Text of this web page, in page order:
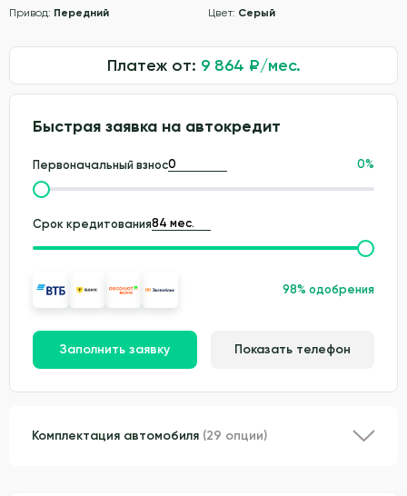
Привод: Передний Цвет: Серый
Платеж от: 9 864 ₽/мес.
Быстрая заявка на автокредит
Первоначальный взнос 0%
Срок кредитования
98% одобрения
Заполнить заявку Показать телефон
Комплектация автомобиля (29 опции)